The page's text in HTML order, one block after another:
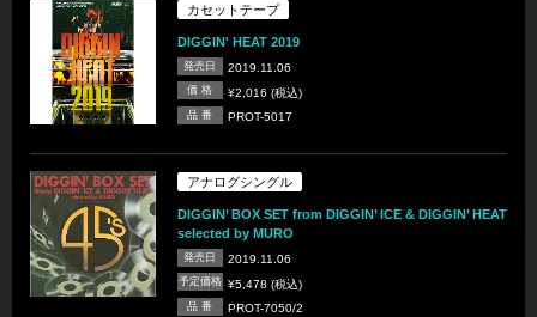
カセットテープ
DIGGIN' HEAT 2019
発売日 2019.11.06
価 格 ¥2,016 (税込)
品 番 PROT-5017
アナログシングル
DIGGIN’ BOX SET from DIGGIN’ ICE & DIGGIN’ HEAT
selected by MURO
発売日 2019.11.06
予定価格 ¥5,478 (税込)
品 番 PROT-7050/2